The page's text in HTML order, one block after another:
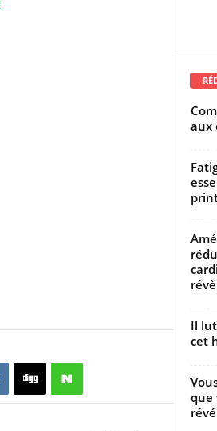
aux
Il
cet
que